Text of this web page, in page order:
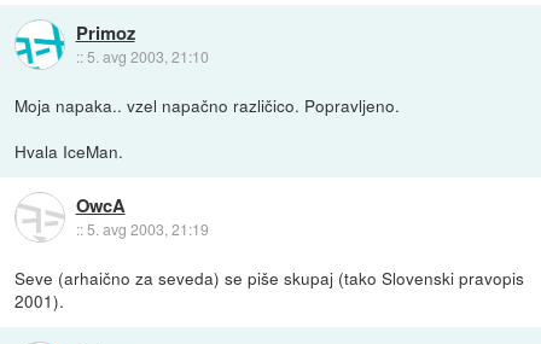
Primoz
:: 5. avg 2003, 21:10
Moja napaka.. vzel napačno različico. Popravljeno.
Hvala IceMan.
OwcA
::5. avg 2003, 21:19
Seve (arhaično za seveda) se piše skupaj (tako Slovenski pravopis
2001).